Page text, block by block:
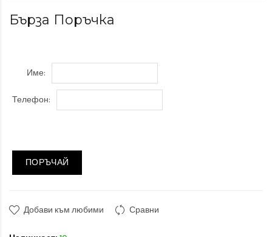
Бърза Поръчка
Име:
Телефон:
ПОРЪЧАЙ
Добави към любими Сравни